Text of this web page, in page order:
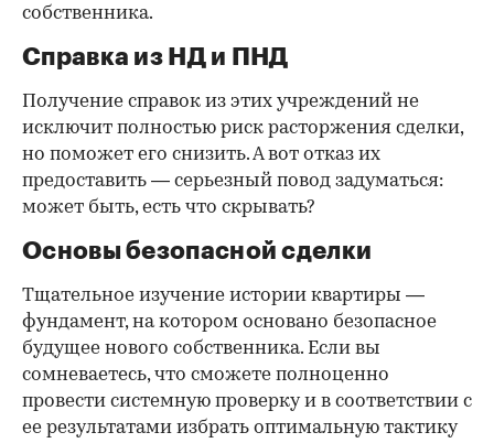
собственника.
Справка из НД и ПНД
Получение справок из этих учреждений не
исключит полностью риск расторжения сделки,
но поможет его снизить. А вот отказ их
предоставить — серьезный повод задуматься:
может быть, есть что скрывать?
Основы безопасной сделки
Тщательное изучение истории квартиры —
фундамент, на котором основано безопасное
будущее нового собственника. Если вы
сомневаетесь, что сможете полноценно
провести системную проверку и в соответствии с
ее результатами избрать оптимальную тактику